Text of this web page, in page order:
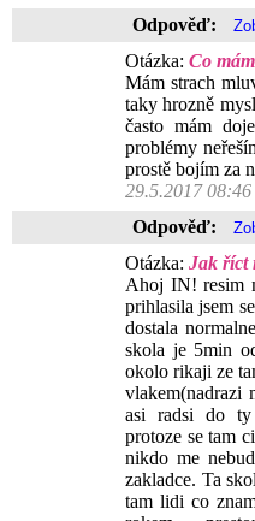
Odpověď:
Otázka: Co
Mám strach
taky hrozně
často mám
problémy
prostě bojím za
29.5.2017 08:46
Odpověď:
Otázka: Jak říct
Ahoj IN! resim
prihlasila jsem
dostala
skola je 5min
okolo rikaji ze
vlakem(nadrazi
asi radsi do
protoze se tam
nikdo me
zakladce. Ta
tam lidi co